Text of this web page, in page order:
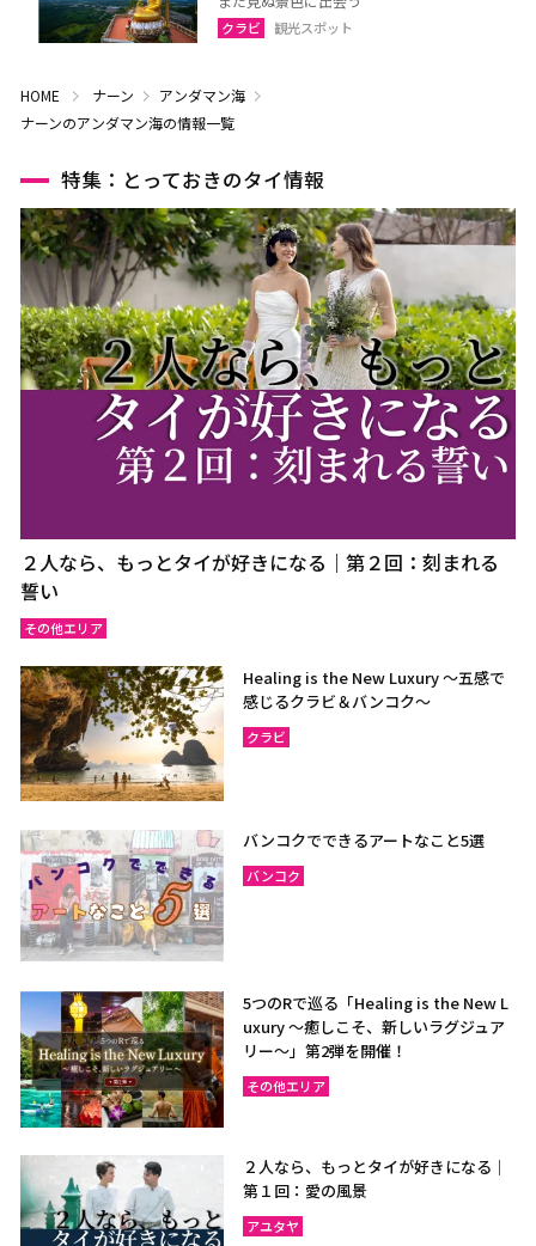
クラビ 観光スポット
HOME ナーン
アンダマン海
ナーンのアンダマン海の情報一覧
特集：とっておきのタイ情報
２人なら、もっとタイが好きになる｜第２回：刻まれる
誓い
その他エリア
Healing is the New Luxury ～五感で
感じるクラビ＆バンコク～
クラビ
バンコクでできるアートなこと5選
バンコク
5つのRで巡る「Healing is the New L
uxury ～癒しこそ、新しいラグジュア
リー〜」第2弾を開催！
その他エリア
２人なら、もっとタイが好きになる｜
第１回：愛の風景
アユタヤ